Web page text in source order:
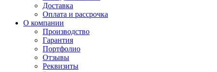
Доставка
Оплата и рассрочка
О компании
Производство
Гарантия
Портфолио
Отзывы
Реквизиты